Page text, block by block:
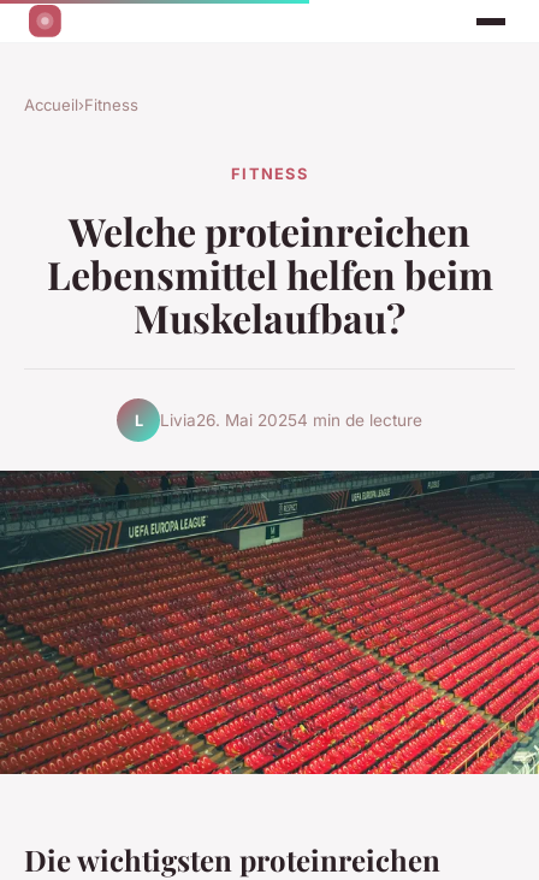
Accueil›Fitness
FITNESS
Welche proteinreichen
Lebensmittel helfen beim
Muskelaufbau?
L Livia26. Mai 20254 min de lecture
Die wichtigsten proteinreichen